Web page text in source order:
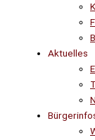
Aktuelles